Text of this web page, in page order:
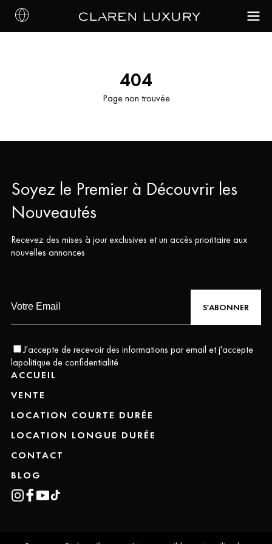
404
Page non trouvée
Soyez le Premier à Découvrir les
Nouveautés
Recevez des mises à jour exclusives et un accès prioritaire aux
nouvelles annonces
S'ABONNER
J'accepte de recevoir des informations par email et j'accepte
lapolitique de confidentialité
ACCUEIL
VENTE
LOCATION COURTE DURÉE
LOCATION LONGUE DURÉE
CONTACT
BLOG